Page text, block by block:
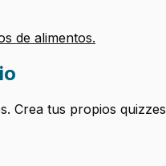
de alimentos.
Crea tus propios